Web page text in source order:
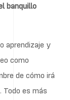
banquillo
aprendizaje y
como
de cómo irá
Todo es más